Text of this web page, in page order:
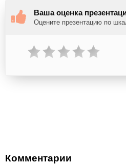
Ваша оценка
Оцените презентацию по
Комментарии